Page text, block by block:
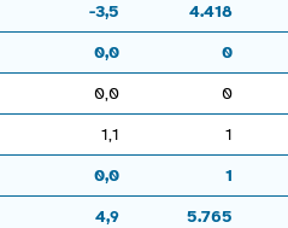
-3,5 4.418
0,0 0
0,0 0
1,1 1
0,0 1
4,9 5.765